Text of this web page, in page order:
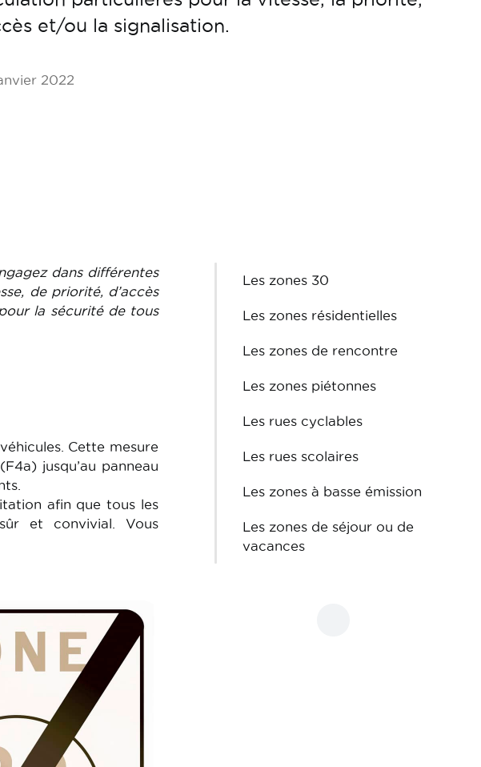
et/ou la signalisation.
2022
dans différentes
de priorité, d’accès
la sécurité de tous
Cette mesure
jusqu’au panneau
afin que tous les
et convivial. Vous
Les zones 30
Les zones résidentielles
Les zones de rencontre
Les zones piétonnes
Les rues cyclables
Les rues scolaires
Les zones à basse émission
Les zones de séjour ou de
vacances